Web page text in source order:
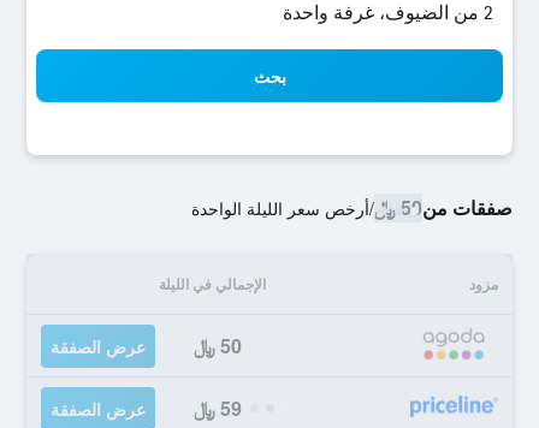
2 من الضيوف، غرفة واحدة
بحث
صفقات من50 ﷼ /أرخص سعر الليلة الواحدة
مزود الإجمالي في الليلة
50 ﷼ عرض الصفقة
59 ﷼ عرض الصفقة